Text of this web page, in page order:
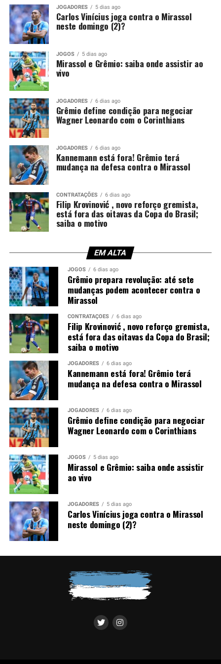
peça importante para o restante da temporada. Por
isso, só admite abrir negociações caso receba uma
proposta de compra que atenda às suas exigências
financeiras.
Você precisa ver também:Kannemann está fora!
Grêmio terá mudança na defesa contra o Mirassol
Grêmio mantém decisão para
liberar Wagner Leonardo
Recentemente, o Vitória também tentou viabilizar o
retorno de Wagner Leonardo. O clube baiano buscou
uma composição financeira, inclusive por conta de uma
pendência envolvendo a negociação realizada em 2025.
Na ocasião, o Grêmio desembolsou 4,5 milhões de
dólares, cerca de R$ 25,1 milhões, para contratar o
zagueiro. Apesar das conversas, as partes não chegaram
Enquanto isso, o Corinthians enfrenta dificuldades para
reforçar a defesa. Mesmo com autorização para
contratar atletas, o clube sofre duas punições de
transfer ban e, neste momento, não pode inscrever
novos jogadores nas competições.
Tricolor também busca um zagueiro
canhoto
Paralelamente, o Grêmio segue no mercado em busca de
um zagueiro canhoto para suprir a saída de Viery. Caso
Wagner Leonardo seja vendido, a diretoria deverá
intensificar a procura por dois defensores.
Neste cenário, a tendência é de que o Corinthians não
avance nas tratativas. Sem possibilidade de registrar o
atleta e diante da exigência do Grêmio por uma venda, a
negociação perdeu força nos bastidores.
Foto: Lucas Uebel / Grêmio
JOGADORES 5 dias ago
Carlos Vinícius joga contra o Mirassol
neste domingo (2)?
JOGOS 5 dias ago
Mirassol e Grêmio: saiba onde assistir ao
vivo
JOGADORES 6 dias ago
Grêmio define condição para negociar
Wagner Leonardo com o Corinthians
JOGADORES 6 dias ago
Kannemann está fora! Grêmio terá
mudança na defesa contra o Mirassol
CONTRATAÇÕES 6 dias ago
Filip Krovinović , novo reforço gremista,
está fora das oitavas da Copa do Brasil;
saiba o motivo
EM ALTA
JOGOS 6 dias ago
Grêmio prepara revolução: até sete
mudanças podem acontecer contra o
Mirassol
CONTRATAÇÕES 6 dias ago
Filip Krovinović , novo reforço gremista,
está fora das oitavas da Copa do Brasil;
saiba o motivo
JOGADORES 6 dias ago
Kannemann está fora! Grêmio terá
mudança na defesa contra o Mirassol
JOGADORES 6 dias ago
Grêmio define condição para negociar
Wagner Leonardo com o Corinthians
JOGOS 5 dias ago
Mirassol e Grêmio: saiba onde assistir
ao vivo
JOGADORES 5 dias ago
Carlos Vinícius joga contra o Mirassol
neste domingo (2)?